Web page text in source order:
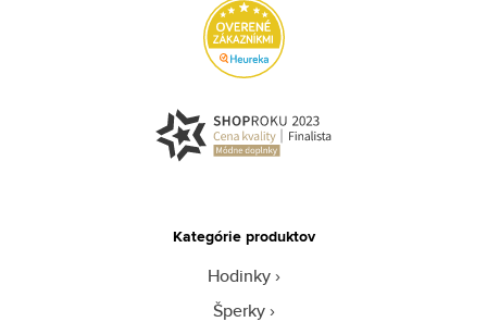
Kategórie produktov
Hodinky
Šperky